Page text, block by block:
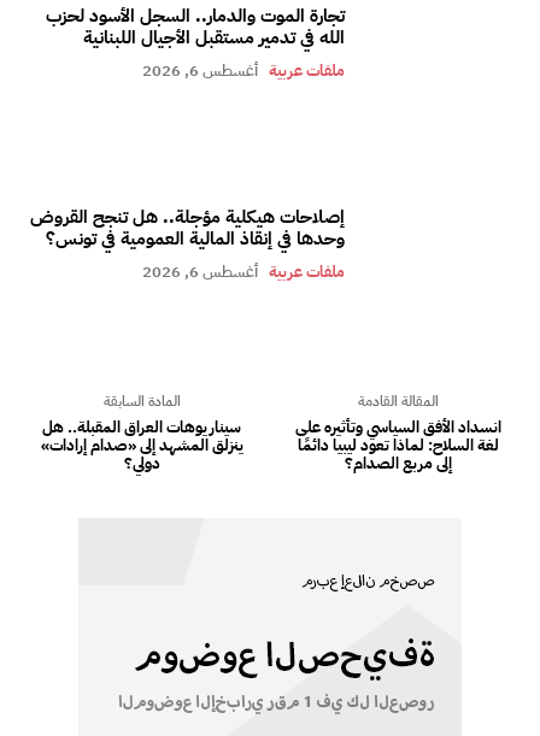
تجارة الموت والدمار.. السجل الأسود لحزب
الله في تدمير مستقبل الأجيال اللبنانية
ملفات عربية أغسطس 6, 2026
إصلاحات هيكلية مؤجلة.. هل تنجح القروض
وحدها في إنقاذ المالية العمومية في تونس؟
ملفات عربية أغسطس 6, 2026
المادة السابقة
سيناريوهات العراق المقبلة.. هل
ينزلق المشهد إلى «صدام إرادات»
دولي؟
المقالة القادمة
انسداد الأفق السياسي وتأثيره على
لغة السلاح: لماذا تعود ليبيا دائمًا
إلى مربع الصدام؟